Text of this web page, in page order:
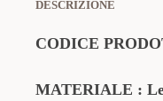
DESCRIZIONE
CODICE
MATERIALE :